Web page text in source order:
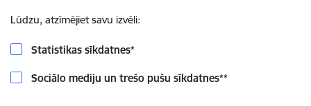
Lūdzu, atzīmējiet savu izvēli:
Statistikas sīkdatnes*
Sociālo mediju un trešo pušu sīkdatnes**